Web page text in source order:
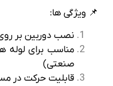
📌 ویژگی‌ ها:
نصب دوربین بر روی
مناسب برای لوله‌
صنعتی)
قابلیت حرکت در